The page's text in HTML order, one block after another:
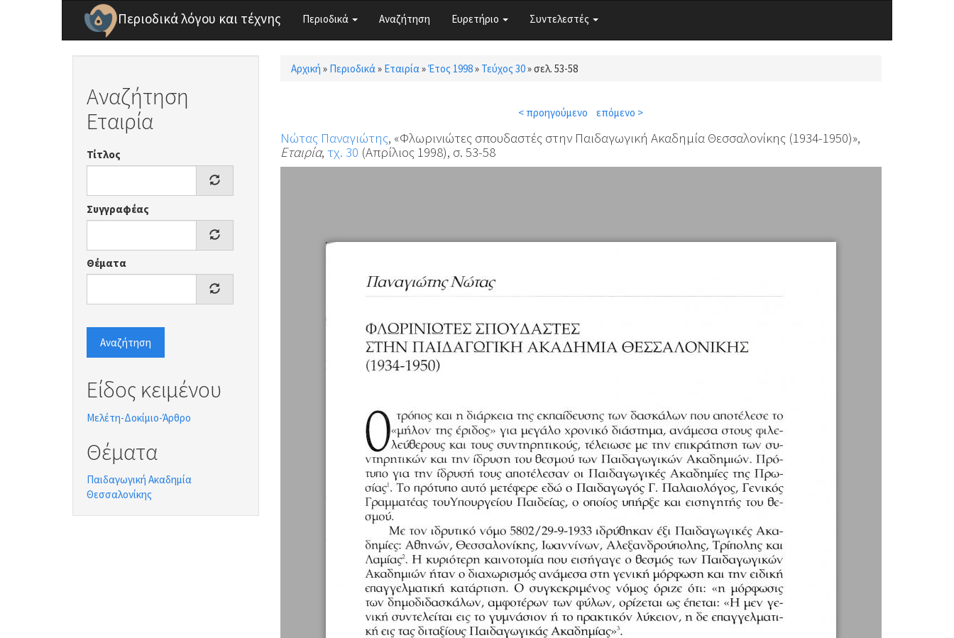
Παράκαμψη προς το κυρίως περιεχόμενο
Περιοδικά λόγου και τέχνης Περιοδικά Αναζήτηση Ευρετήριο Συντελεστές
Αναζήτηση
Εταιρία
Τίτλος
Συγγραφέας
Θέματα
Αναζήτηση
Είδος κειμένου
Μελέτη-Δοκίμιο-Άρθρο
Θέματα
Παιδαγωγική Ακαδημία
Θεσσαλονίκης
Είστε εδώ
Αρχική » Περιοδικά» Εταιρία»Έτος 1998» Τεύχος 30»σελ. 53-58
< προηγούμενο επόμενο >
Νώτας Παναγιώτης, «Φλωρινιώτες σπουδαστές στην Παιδαγωγική Ακαδημία Θεσσαλονίκης (1934-1950)»,
Εταιρία, τχ. 30 (Απρίλιος 1998), σ. 53-58